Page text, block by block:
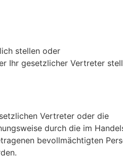
stellen oder
Ihr gesetzlicher Vertreter
Vertreter oder die
durch die im
bevollmächtigten